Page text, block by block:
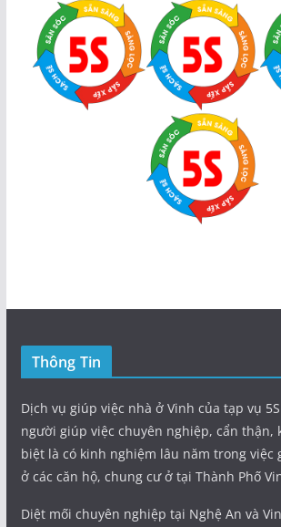
Thông Tin
Dịch vụ giúp việc nhà ở Vinh của tạp vụ
người giúp việc chuyên nghiệp, cẩn thận,
biệt là có kinh nghiệm lâu năm trong việc
ở các căn hộ, chung cư ở tại Thành Phố
Diệt mối chuyên nghiệp tại Nghệ An và